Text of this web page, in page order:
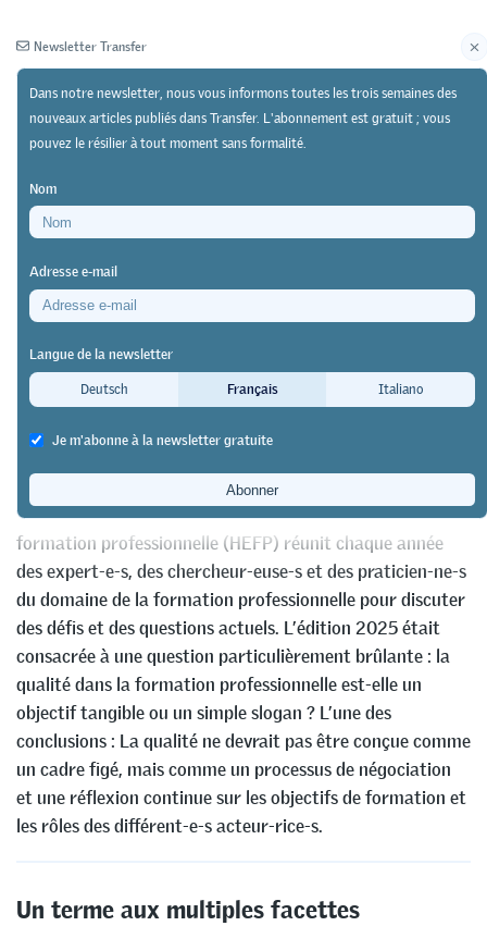
Newsletter Archives
12/05/25
Workshop de la HEFP sur les défis de la formation
La qualité ! Objectif ou slogan pour
la formation professionnelle ?
Matilde Wenger,Thomas Ruoss&Lorenzo Bonoli
Le Winter Workshop de la Haute école fédérale en
formation professionnelle (HEFP) réunit chaque année
des expert-e-s, des chercheur-euse-s et des praticien-ne-s
du domaine de la formation professionnelle pour discuter
des défis et des questions actuels. L’édition 2025 était
consacrée à une question particulièrement brûlante : la
qualité dans la formation professionnelle est-elle un
objectif tangible ou un simple slogan ? L’une des
conclusions : La qualité ne devrait pas être conçue comme
un cadre figé, mais comme un processus de négociation
et une réflexion continue sur les objectifs de formation et
les rôles des différent-e-s acteur-rice-s.
Un terme aux multiples facettes
Newsletter Transfer
Dans notre newsletter, nous vous informons toutes les trois semaines des
nouveaux articles publiés dans Transfer. L'abonnement est gratuit ; vous
pouvez le résilier à tout moment sans formalité.
Nom
Adresse e-mail
Langue de la newsletter
Deutsch
Français Italiano
Je m'abonne à la newsletter gratuite